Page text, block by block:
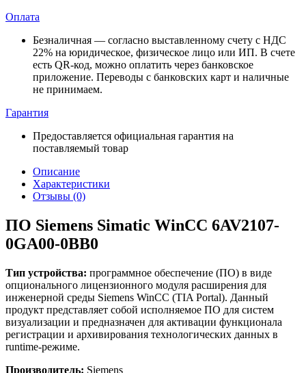
Оплата
Безналичная — согласно выставленному счету c НДС
22% на юридическое, физическое лицо или ИП. В счете
есть QR-код, можно оплатить через банковское
приложение. Переводы с банковских карт и наличные
не принимаем.
Гарантия
Предоставляется официальная гарантия на
поставляемый товар
Описание
Характеристики
Отзывы (0)
ПО Siemens Simatic WinCC 6AV2107-
0GA00-0BB0
Тип устройства: программное обеспечение (ПО) в виде
опционального лицензионного модуля расширения для
инженерной среды Siemens WinCC (TIA Portal). Данный
продукт представляет собой исполняемое ПО для систем
визуализации и предназначен для активации функционала
регистрации и архивирования технологических данных в
runtime-режиме.
Производитель: Siemens